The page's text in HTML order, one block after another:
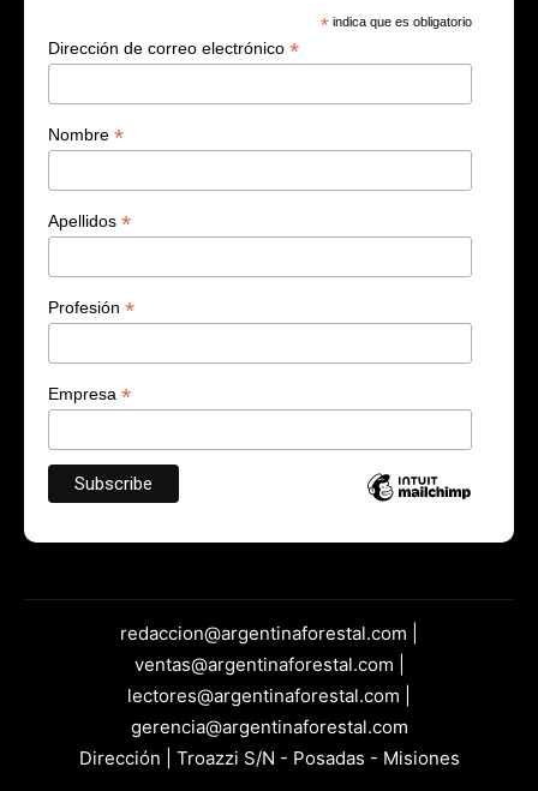
* indica que es obligatorio
Dirección de correo electrónico *
Nombre *
Apellidos *
Profesión *
Empresa *
redaccion@argentinaforestal.com |
ventas@argentinaforestal.com |
lectores@argentinaforestal.com |
gerencia@argentinaforestal.com
Dirección | Troazzi S/N - Posadas - Misiones